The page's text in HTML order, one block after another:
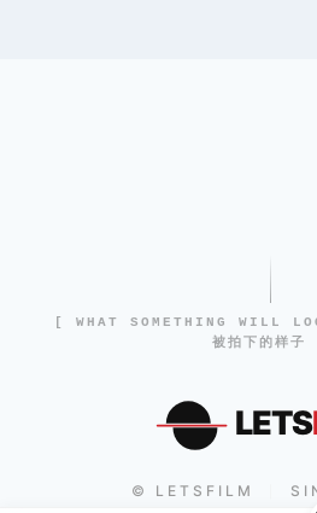
[ WHAT SOMETHING WILL
被拍下的样子
LETS
© LETSFILM